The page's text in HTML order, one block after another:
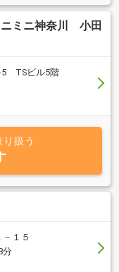
ミニ神奈川 小田
5 TSビル5階
扱う
１５
分